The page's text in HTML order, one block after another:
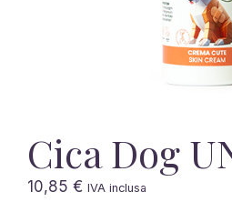
Cica Dog
10,85 € IVA inclusa